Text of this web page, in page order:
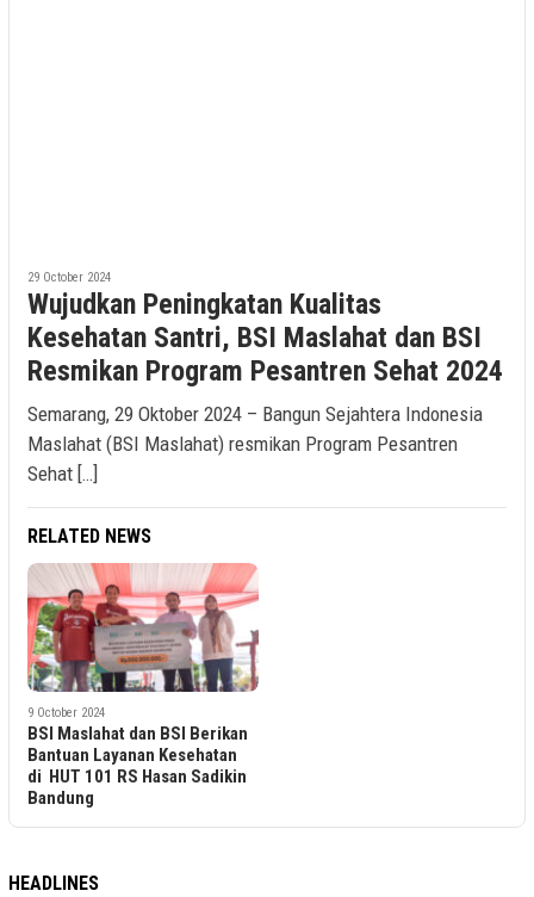
29 October 2024
Wujudkan Peningkatan Kualitas
Kesehatan Santri, BSI Maslahat dan BSI
Resmikan Program Pesantren Sehat 2024
Semarang, 29 Oktober 2024 – Bangun Sejahtera Indonesia
Maslahat (BSI Maslahat) resmikan Program Pesantren
Sehat […]
RELATED NEWS
9 October 2024
BSI Maslahat dan BSI Berikan
Bantuan Layanan Kesehatan
di HUT 101 RS Hasan Sadikin
Bandung
HEADLINES